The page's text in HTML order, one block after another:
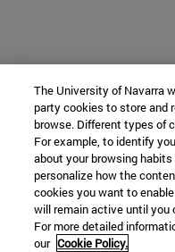
The University of Navarra
party cookies to store and
browse. Different types of
For example, to identify
about your browsing
personalize how the
cookies you want to
will remain active until you
For more detailed
our Cookie Policy.